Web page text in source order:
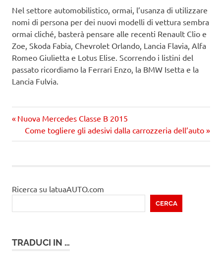
Nel settore automobilistico, ormai, l’usanza di utilizzare
nomi di persona per dei nuovi modelli di vettura sembra
ormai cliché, basterà pensare alle recenti Renault Clio e
Zoe, Skoda Fabia, Chevrolet Orlando, Lancia Flavia, Alfa
Romeo Giulietta e Lotus Elise. Scorrendo i listini del
passato ricordiamo la Ferrari Enzo, la BMW Isetta e la
Lancia Fulvia.
Navigazione
articoli
Precedente
articolo:
Nuova Mercedes Classe B 2015
Prossimo
articolo
Come togliere gli adesivi dalla carrozzeria dell’auto
Ricerca su latuaAUTO.com
CERCA
TRADUCI IN …